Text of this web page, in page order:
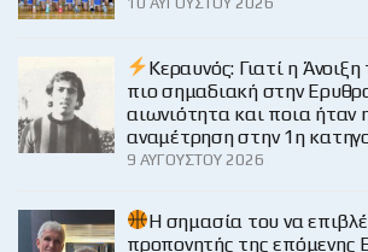
Κεραυνός: Γιατί η
πιο σημαδιακή στην
αιωνιότητα και ποια ήταν
αναμέτρηση στην 1η
9 ΑΥΓΟΎΣΤΟΥ 2026
H σημασία του να
προπονητής της επόμενης